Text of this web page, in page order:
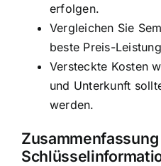
erfolgen.
Vergleichen Sie
beste Preis-
Versteckte Kosten
und Unterkunft
werden.